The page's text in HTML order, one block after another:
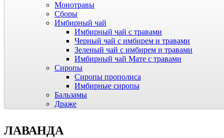
Монотравы
Сборы
Имбирный чай
Имбирный чай с травами
Черный чай с имбирем и травами
Зеленый чай с имбирем и травами
Имбирный чай Мате с травами
Сиропы
Сиропы прополиса
Имбирные сиропы
Бальзамы
Драже
ЛАВАНДА